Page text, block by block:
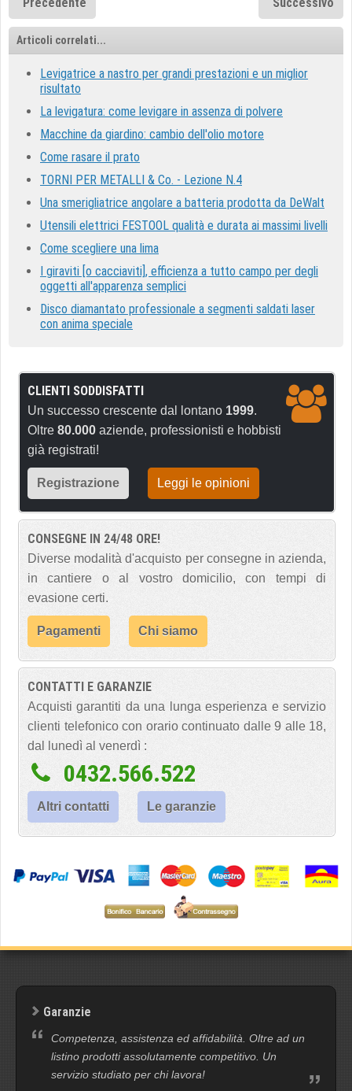
Articoli correlati...
Levigatrice a nastro per grandi prestazioni e un miglior
risultato
La levigatura: come levigare in assenza di polvere
Macchine da giardino: cambio dell'olio motore
Come rasare il prato
TORNI PER METALLI & Co. - Lezione N.4
Una smerigliatrice angolare a batteria prodotta da DeWalt
Utensili elettrici FESTOOL qualità e durata ai massimi livelli
Come scegliere una lima
I giraviti [o cacciaviti], efficienza a tutto campo per degli
oggetti all'apparenza semplici
Disco diamantato professionale a segmenti saldati laser
con anima speciale
CLIENTI SODDISFATTI
Un successo crescente dal lontano 1999.
Oltre 80.000 aziende, professionisti e hobbisti
già registrati!
Registrazione Leggi le opinioni
CONSEGNE IN 24/48 ORE!
Diverse modalità d'acquisto per consegne in azienda,
in cantiere o al vostro domicilio, con tempi di
evasione certi.
Pagamenti Chi siamo
CONTATTI E GARANZIE
Acquisti garantiti da una lunga esperienza e servizio
clienti telefonico con orario continuato dalle 9 alle 18,
dal lunedì al venerdì :
0432.566.522
Altri contatti Le garanzie
Garanzie
Competenza, assistenza ed affidabilità. Oltre ad un
listino prodotti assolutamente competitivo. Un
servizio studiato per chi lavora!